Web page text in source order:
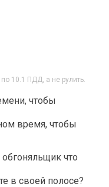
10.1 ПДД, а не рулить.
чтобы
время, чтобы
что
в своей полосе?